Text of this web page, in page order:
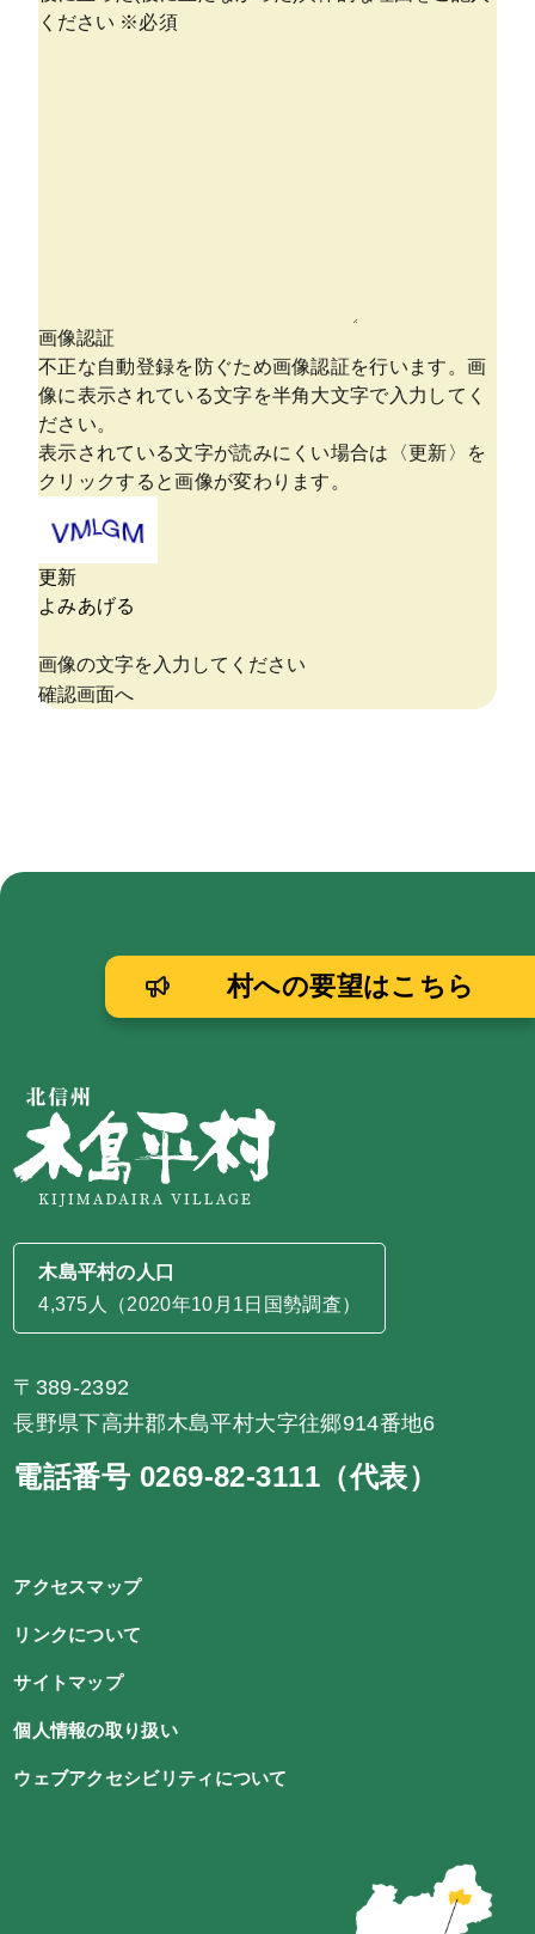
木島平村の人口
4,375人（2020年10月1日国勢調査）
〒389-2392
長野県下高井郡木島平村大字往郷914番地6
電話番号 0269-82-3111（代表）
村への要望はこちら
アクセスマップ
リンクについて
サイトマップ
個人情報の取り扱い
ウェブアクセシビリティについて